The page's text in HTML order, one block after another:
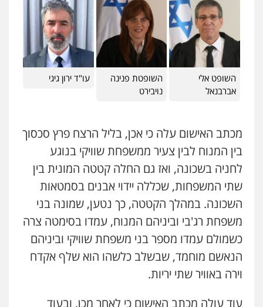
עו"ד דפנה לביא
משפחה גישור
0507206063
עו"ד זוהר ארבל
פשיעה חמורה מעצרים וחקירות
קטינים
עו"ד אסף דוק
פלילי עבירות מין סמים והימורים פשיעה
חמורה חקירות ומעצרים צווארון לבן והונאה
0526885006
השופט אלי
אברבנאל
השופטת פנינה
נויבירט
עו"ד ירון גיגי
מכתב האישום עלה כי אכן, בליל הרצח פרץ סכסוך
בין המנוח לבין צעיר ממשפחת שוויקי בנוגע
לחניה בשכונה, ואז גם החלה קטטה המונית בין
שתי המשפחות, שכללה יידוי אבנים בסמטאות
השכונה. במהלך הקטטה, כך נטען, שמונה בני
משפחת רג'בי וביניהם המנוח, עמדו בסימטה צרה
כשמולם עמדו מספר בני משפחת שוויקי וביניהם
הנאשם מוחמד, שבשלב כלשהו הוא שלף אקדח
וירה באוויר שתי יריות.
עוד עולה מכתב האישום כי לאחר מכן, ובעוד